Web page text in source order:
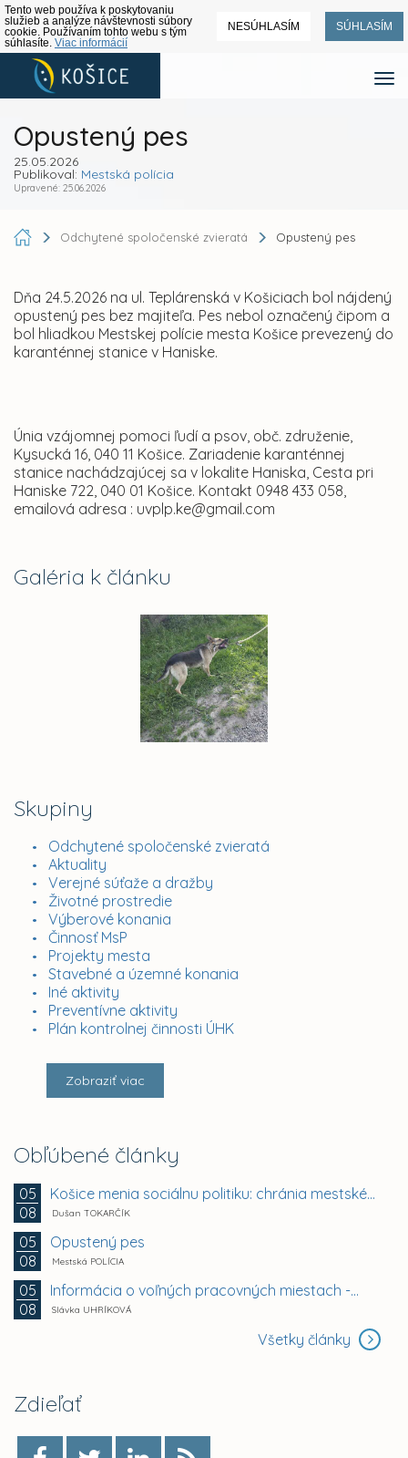
Tento web používa k poskytovaniu
služieb a analýze návštevnosti súbory
cookie. Používaním tohto webu s tým
súhlasíte. Viac informácií
NESÚHLASÍM SÚHLASÍM
Opustený pes
25.05.2026
Publikoval: Mestská polícia
Upravené: 25.06.2026
Galéria k článku
Skupiny
Odchytené spoločenské zvieratá
Aktuality
Verejné súťaže a dražby
Životné prostredie
Výberové konania
Činnosť MsP
Projekty mesta
Stavebné a územné konania
Iné aktivity
Preventívne aktivity
Plán kontrolnej činnosti ÚHK
Zobraziť viac
Obľúbené články
05
08
Košice menia sociálnu politiku: chránia mestské byty...
Dušan TOKARČÍK
05
08
Opustený pes
Mestská POLÍCIA
05
08
Informácia o voľných pracovných miestach -...
Slávka UHRÍKOVÁ
Všetky články
Zdieľať
Odchytené spoločenské zvieratá Opustený pes
Dňa 24.5.2026 na ul. Teplárenská v Košiciach bol nájdený
opustený pes bez majiteľa. Pes nebol označený čipom a
bol hliadkou Mestskej polície mesta Košice prevezený do
karanténnej stanice v Haniske.
Únia vzájomnej pomoci ľudí a psov, obč. združenie,
Kysucká 16, 040 11 Košice. Zariadenie karanténnej
stanice nachádzajúcej sa v lokalite Haniska, Cesta pri
Haniske 722, 040 01 Košice. Kontakt 0948 433 058,
emailová adresa : uvplp.ke@gmail.com